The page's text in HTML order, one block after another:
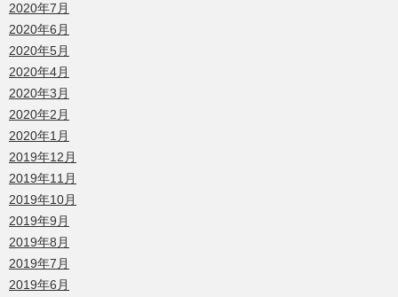
2020年7月
2020年6月
2020年5月
2020年4月
2020年3月
2020年2月
2020年1月
2019年12月
2019年11月
2019年10月
2019年9月
2019年8月
2019年7月
2019年6月